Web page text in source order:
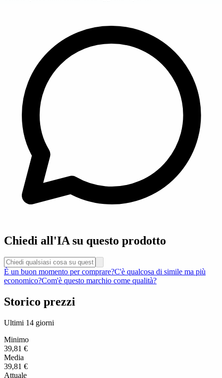
Chiedi all'IA su questo prodotto
È un buon momento per comprare?C'è qualcosa di simile ma più
economico?Com'è questo marchio come qualità?
Storico prezzi
Ultimi 14 giorni
Minimo
39,81 €
Media
39,81 €
Attuale